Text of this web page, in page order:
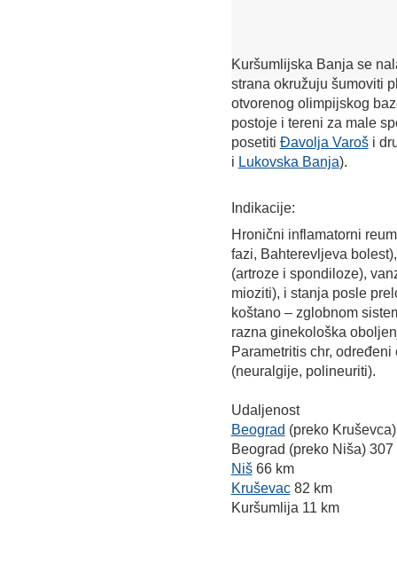
Kuršumlijska Banja se
strana okružuju šumoviti
otvorenog olimpijskog
postoje i tereni za male
posetiti Đavolja Varoši
i Lukovska Banja).
Indikacije:
Hronični inflamatorni
fazi, Bahterevljeva
(artroze i spondiloze),
mioziti), i stanja posle
koštano – zglobnom
razna ginekološka
Parametritis chr,
(neuralgije, polineuriti).
Udaljenost
Beograd (preko
Beograd (preko Niša) 307
Niš66 km
Kruševac82 km
Kuršumlija 11 km